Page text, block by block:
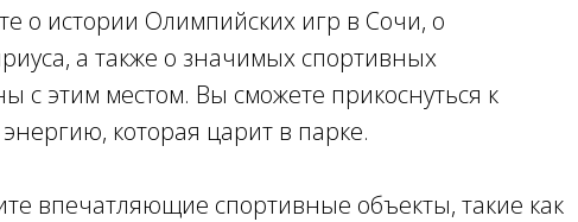
о истории Олимпийских игр в Сочи, о
а также о значимых спортивных
с этим местом. Вы сможете прикоснуться к
которая царит в парке.
впечатляющие спортивные объекты, такие как